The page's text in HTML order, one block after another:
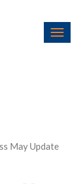
May Update